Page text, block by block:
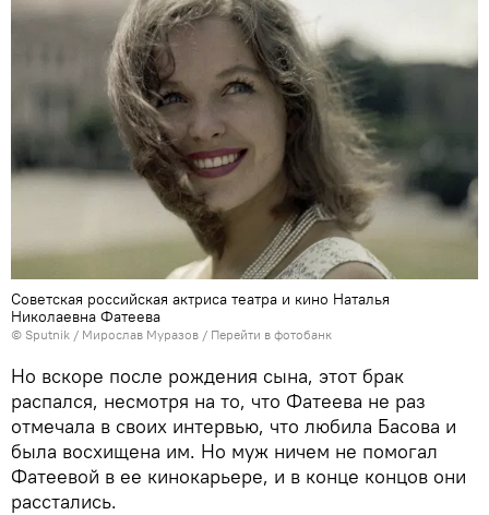
Советская российская актриса театра и кино Наталья
Николаевна Фатеева
© Sputnik / Мирослав Муразов / Перейти в фотобанк
Но вскоре после рождения сына, этот брак
распался, несмотря на то, что Фатеева не раз
отмечала в своих интервью, что любила Басова и
была восхищена им. Но муж ничем не помогал
Фатеевой в ее кинокарьере, и в конце концов они
расстались.